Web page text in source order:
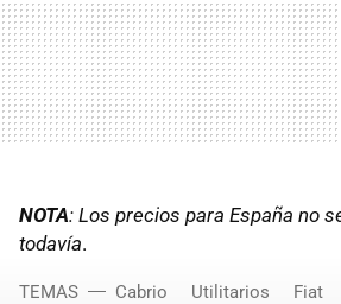
NOTA: Los precios para España no
todavía.
TEMAS Cabrio Utilitarios Fiat